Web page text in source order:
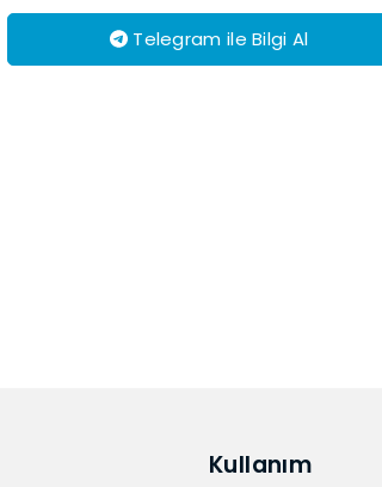
Telegram ile Bilgi Al
Kullanım